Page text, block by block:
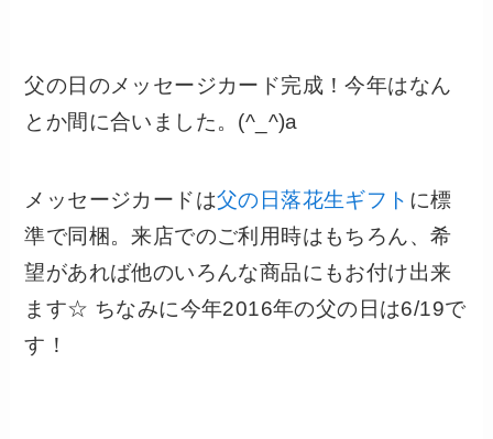
父の日のメッセージカード完成！今年はなん
とか間に合いました。(^_^)a
メッセージカードは父の日落花生ギフト に標
準で同梱。来店でのご利用時はもちろん、希
望があれば他のいろんな商品にもお付け出来
ます☆ ちなみに今年2016年の父の日は6/19で
す！